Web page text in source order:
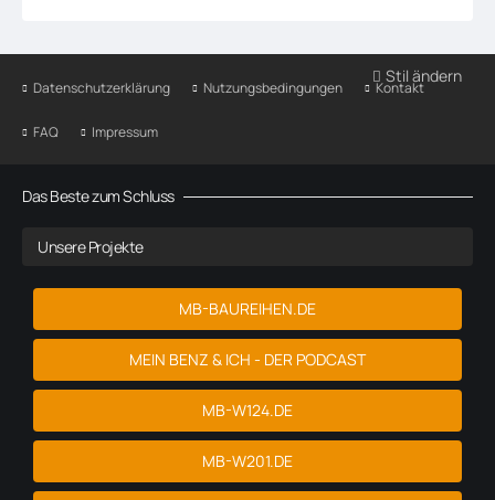
Stil ändern
Datenschutzerklärung Nutzungsbedingungen Kontakt
FAQ Impressum
Das Beste zum Schluss
Unsere Projekte
MB-BAUREIHEN.DE
MEIN BENZ & ICH - DER PODCAST
MB-W124.DE
MB-W201.DE